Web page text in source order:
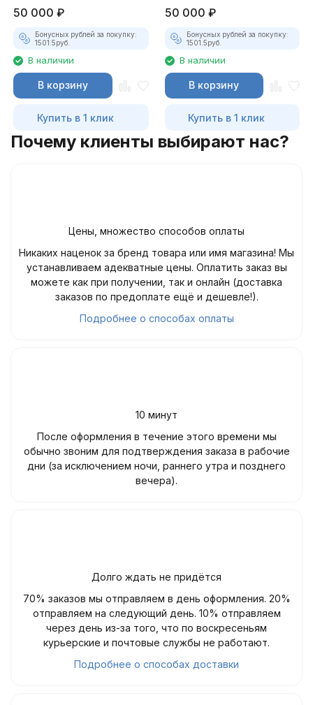
50 000 ₽
Бонусных рублей за покупку:
1501.5руб.
В наличии
В корзину
Купить в 1 клик
50 000 ₽
Бонусных рублей за покупку:
1501.5руб.
В наличии
В корзину
Купить в 1 клик
Почему клиенты выбирают нас?
Цены, множество способов оплаты
Никаких наценок за бренд товара или имя магазина! Мы
устанавливаем адекватные цены. Оплатить заказ вы
можете как при получении, так и онлайн (доставка
заказов по предоплате ещё и дешевле!).
Подробнее о способах оплаты
10 минут
После оформления в течение этого времени мы
обычно звоним для подтверждения заказа в рабочие
дни (за исключением ночи, раннего утра и позднего
вечера).
Долго ждать не придётся
70% заказов мы отправляем в день оформления. 20%
отправляем на следующий день. 10% отправляем
через день из-за того, что по воскресеньям
курьерские и почтовые службы не работают.
Подробнее о способах доставки